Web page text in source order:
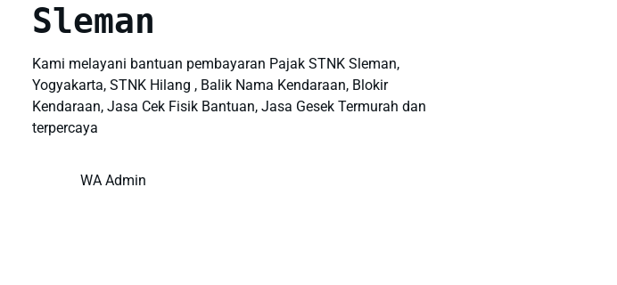
Sleman
Kami melayani bantuan pembayaran Pajak STNK Sleman,
Yogyakarta, STNK Hilang , Balik Nama Kendaraan, Blokir
Kendaraan, Jasa Cek Fisik Bantuan, Jasa Gesek Termurah dan
terpercaya
WA Admin